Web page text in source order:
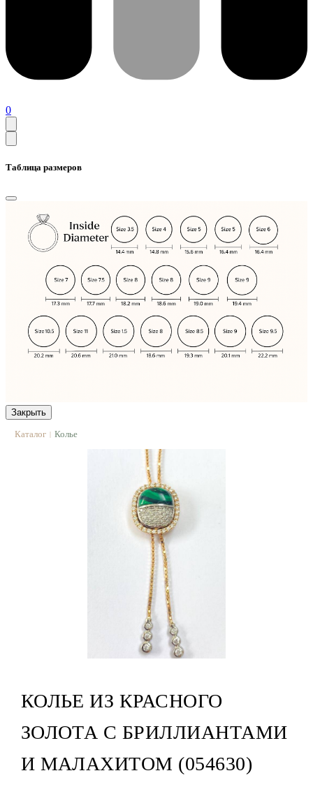
0
Таблица размеров
Закрыть
Каталог | Колье
КОЛЬЕ ИЗ КРАСНОГО
ЗОЛОТА С БРИЛЛИАНТАМИ
И МАЛАХИТОМ (054630)